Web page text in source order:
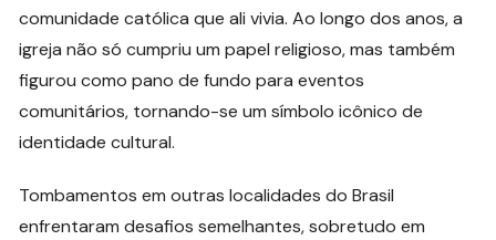
comunidade católica que ali vivia. Ao longo dos anos, a
igreja não só cumpriu um papel religioso, mas também
figurou como pano de fundo para eventos
comunitários, tornando-se um símbolo icônico de
identidade cultural.
Tombamentos em outras localidades do Brasil
enfrentaram desafios semelhantes, sobretudo em